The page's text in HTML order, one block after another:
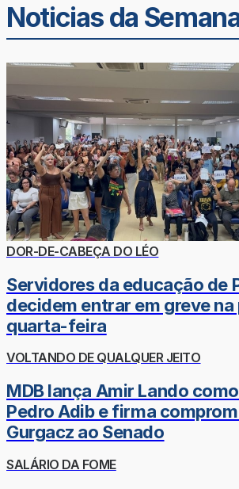
Noticias da
DOR-DE-CABEÇA DO LÉO
Servidores da educação de
decidem entrar em greve na
quarta-feira
VOLTANDO DE QUALQUER JEITO
MDB lança Amir Lando
Pedro Adib e firma
Gurgacz ao Senado
SALÁRIO DA FOME